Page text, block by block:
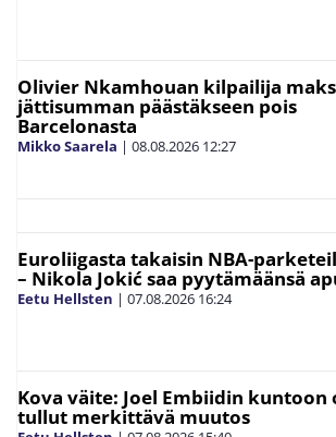
Olivier Nkamhouan kilpailija
jättisumman päästäkseen pois
Barcelonasta
Mikko Saarela | 08.08.2026 12:27
Euroliigasta takaisin NBA-
– Nikola Jokić saa pyytämäänsä
Eetu Hellsten | 07.08.2026 16:24
Kova väite: Joel Embiidin kuntoon
tullut merkittävä muutos